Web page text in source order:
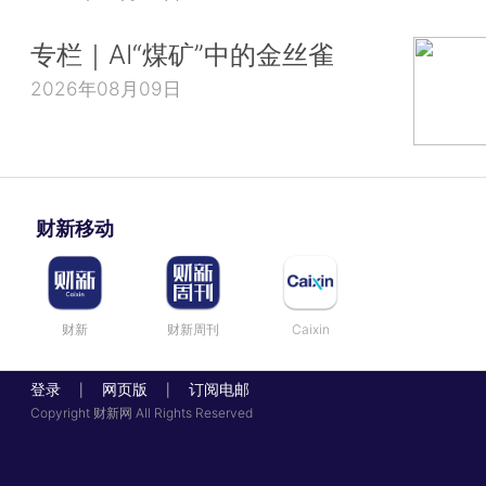
专栏｜AI“煤矿”中的金丝雀
2026年08月09日
财新移动
财新 财新周刊 Caixin
登录 网页版 订阅电邮
Copyright 财新网 All Rights Reserved